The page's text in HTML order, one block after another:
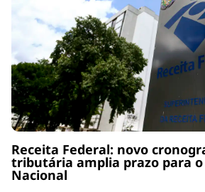
Receita Federal: novo
tributária amplia prazo para o
Nacional